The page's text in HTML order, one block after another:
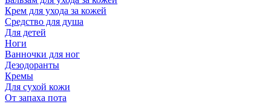
Крем для ухода за кожей
Средство для душа
Для детей
Ноги
Ванночки для ног
Дезодоранты
Кремы
Для сухой кожи
От запаха пота